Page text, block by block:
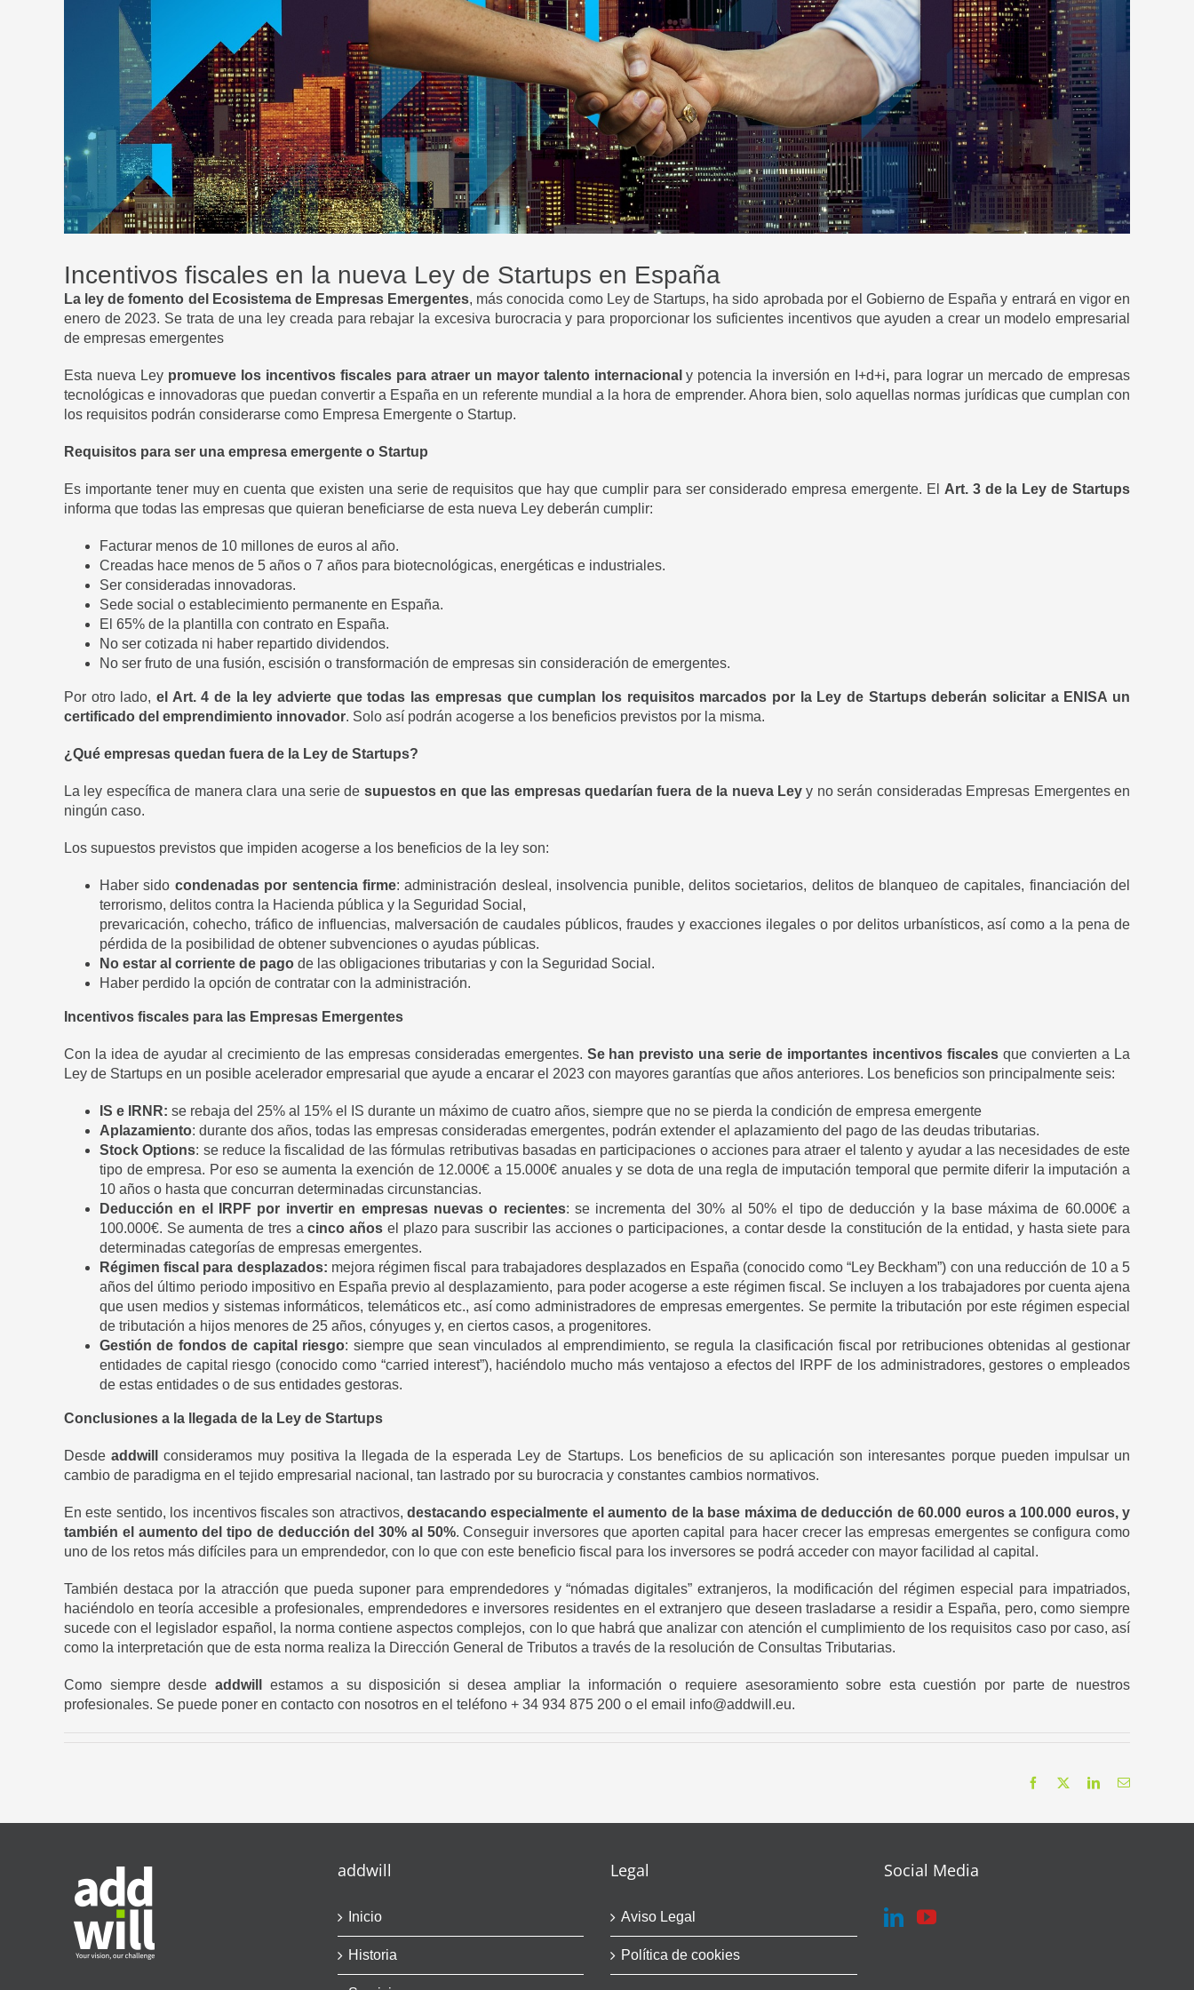
Incentivos fiscales en la nueva Ley de Startups en España
La ley de fomento del Ecosistema de Empresas Emergentes, más conocida como Ley de Startups, ha sido aprobada por el Gobierno de España y entrará en vigor en
enero de 2023. Se trata de una ley creada para rebajar la excesiva burocracia y para proporcionar los suficientes incentivos que ayuden a crear un modelo empresarial
de empresas emergentes
Esta nueva Ley promueve los incentivos fiscales para atraer un mayor talento internacional y potencia la inversión en I+d+i, para lograr un mercado de empresas
tecnológicas e innovadoras que puedan convertir a España en un referente mundial a la hora de emprender. Ahora bien, solo aquellas normas jurídicas que cumplan con
los requisitos podrán considerarse como Empresa Emergente o Startup.
Requisitos para ser una empresa emergente o Startup
Es importante tener muy en cuenta que existen una serie de requisitos que hay que cumplir para ser considerado empresa emergente. El Art. 3 de la Ley de Startups
informa que todas las empresas que quieran beneficiarse de esta nueva Ley deberán cumplir:
Facturar menos de 10 millones de euros al año.
Creadas hace menos de 5 años o 7 años para biotecnológicas, energéticas e industriales.
Ser consideradas innovadoras.
Sede social o establecimiento permanente en España.
El 65% de la plantilla con contrato en España.
No ser cotizada ni haber repartido dividendos.
No ser fruto de una fusión, escisión o transformación de empresas sin consideración de emergentes.
Por otro lado,el Art. 4 de la ley advierte que todas las empresas que cumplan los requisitos marcados por la Ley de Startups deberán solicitar a ENISA un
certificado del emprendimiento innovador. Solo así podrán acogerse a los beneficios previstos por la misma.
¿Qué empresas quedan fuera de la Ley de Startups?
La ley específica de manera clara una serie de supuestos en que las empresas quedarían fuera de la nueva Ley y no serán consideradas Empresas Emergentes en
ningún caso.
Los supuestos previstos que impiden acogerse a los beneficios de la ley son:
Haber sido condenadas por sentencia firme: administración desleal, insolvencia punible, delitos societarios, delitos de blanqueo de capitales, financiación del
terrorismo, delitos contra la Hacienda pública y la Seguridad Social,
prevaricación, cohecho, tráfico de influencias, malversación de caudales públicos, fraudes y exacciones ilegales o por delitos urbanísticos, así como a la pena de
pérdida de la posibilidad de obtener subvenciones o ayudas públicas.
No estar al corriente de pago de las obligaciones tributarias y con la Seguridad Social.
Haber perdido la opción de contratar con la administración.
Incentivos fiscales para las Empresas Emergentes
Con la idea de ayudar al crecimiento de las empresas consideradas emergentes. Se han previsto una serie de importantes incentivos fiscales que convierten a La
Ley de Startups en un posible acelerador empresarial que ayude a encarar el 2023 con mayores garantías que años anteriores. Los beneficios son principalmente seis:
IS e IRNR: se rebaja del 25% al 15% el IS durante un máximo de cuatro años, siempre que no se pierda la condición de empresa emergente
Aplazamiento: durante dos años, todas las empresas consideradas emergentes, podrán extender el aplazamiento del pago de las deudas tributarias.
Stock Options: se reduce la fiscalidad de las fórmulas retributivas basadas en participaciones o acciones para atraer el talento y ayudar a las necesidades de este
tipo de empresa. Por eso se aumenta la exención de 12.000€ a 15.000€ anuales y se dota de una regla de imputación temporal que permite diferir la imputación a
10 años o hasta que concurran determinadas circunstancias.
Deducción en el IRPF por invertir en empresas nuevas o recientes: se incrementa del 30% al 50% el tipo de deducción y la base máxima de 60.000€ a
100.000€. Se aumenta de tres acinco años el plazo para suscribir las acciones o participaciones, a contar desde la constitución de la entidad, y hasta siete para
determinadas categorías de empresas emergentes.
Régimen fiscal para desplazados: mejora régimen fiscal para trabajadores desplazados en España (conocido como “Ley Beckham”) con una reducción de 10 a 5
años del último periodo impositivo en España previo al desplazamiento, para poder acogerse a este régimen fiscal. Se incluyen a los trabajadores por cuenta ajena
que usen medios y sistemas informáticos, telemáticos etc., así como administradores de empresas emergentes. Se permite la tributación por este régimen especial
de tributación a hijos menores de 25 años, cónyuges y, en ciertos casos, a progenitores.
Gestión de fondos de capital riesgo: siempre que sean vinculados al emprendimiento, se regula la clasificación fiscal por retribuciones obtenidas al gestionar
entidades de capital riesgo (conocido como “carried interest”), haciéndolo mucho más ventajoso a efectos del IRPF de los administradores, gestores o empleados
de estas entidades o de sus entidades gestoras.
Conclusiones a la llegada de la Ley de Startups
Desdeaddwill
consideramos muy positiva la llegada de la esperada Ley de Startups. Los beneficios de su aplicación son interesantes porque pueden impulsar un
cambio de paradigma en el tejido empresarial nacional, tan lastrado por su burocracia y constantes cambios normativos.
En este sentido, los incentivos fiscales son atractivos, destacando especialmente el aumento de la base máxima de deducción de 60.000 euros a 100.000 euros, y
también el aumento del tipo de deducción del 30% al 50%. Conseguir inversores que aporten capital para hacer crecer las empresas emergentes se configura como
uno de los retos más difíciles para un emprendedor, con lo que con este beneficio fiscal para los inversores se podrá acceder con mayor facilidad al capital.
También destaca por la atracción que pueda suponer para emprendedores y “nómadas digitales” extranjeros, la modificación del régimen especial para impatriados,
haciéndolo en teoría accesible a profesionales, emprendedores e inversores residentes en el extranjero que deseen trasladarse a residir a España, pero, como siempre
sucede con el legislador español, la norma contiene aspectos complejos, con lo que habrá que analizar con atención el cumplimiento de los requisitos caso por caso, así
como la interpretación que de esta norma realiza la Dirección General de Tributos a través de la resolución de Consultas Tributarias.
Como siempre desde addwill
estamos a su disposición si desea ampliar la información o requiere asesoramiento sobre esta cuestión por parte de nuestros
profesionales. Se puede poner en contacto con nosotros en el teléfono + 34 934 875 200 o el email info@addwill.eu.
Facebook LinkedInCorreo
addwill
Inicio
Historia
Legal
Aviso Legal
Política de cookies
Social Media